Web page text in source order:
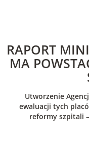
RAPORT
MA
Utworzenie
ewaluacji tych
reformy szpitali